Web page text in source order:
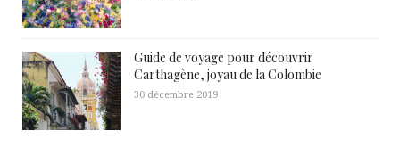
Guide de voyage pour découvrir
Carthagène, joyau de la Colombie
30 décembre 2019